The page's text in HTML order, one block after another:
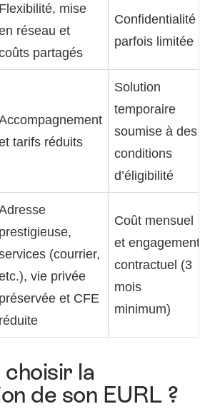
Flexibilité, mise
réseau et
partagés
Confidentialité
parfois limitée
tarifs réduits
Solution
temporaire
soumise à des
conditions
d’éligibilité
prestigieuse,
(courrier,
vie privée
préservée et CFE
réduite
Coût mensuel
et engagement
contractuel (3
mois
minimum)
la
de son EURL ?